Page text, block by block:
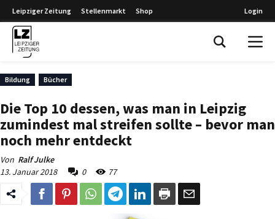
Leipziger Zeitung Stellenmarkt Shop Login
Bildung Bücher
Die Top 10 dessen, was man in Leipzig
zumindest mal streifen sollte – bevor man
noch mehr entdeckt
Von Ralf Julke
13. Januar 2018
0 77